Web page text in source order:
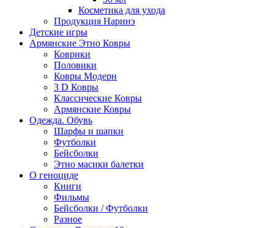
Косметика для ухода
Продукция Наринэ
Детские игры
Армянские Этно Ковры
Коврики
Половики
Ковры Модерн
3 D Ковры
Классические Ковры
Армянские Ковры
Одежда. Обувь
Шарфы и шапки
Футболки
Бейсболки
Этно масики балетки
О геноциде
Книги
Фильмы
Бейсболки / Футболки
Разное